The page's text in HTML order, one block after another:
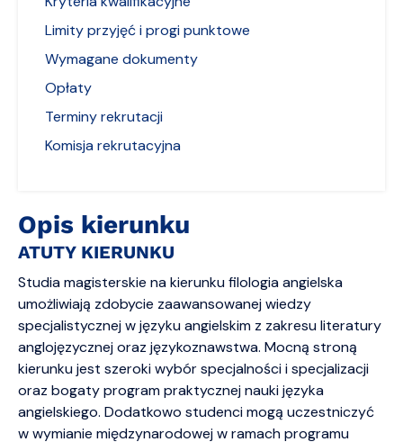
Opis kierunku
ATUTY KIERUNKU
Studia magisterskie na kierunku filologia angielska
umożliwiają zdobycie zaawansowanej wiedzy
specjalistycznej w języku angielskim z zakresu literatury
anglojęzycznej oraz językoznawstwa. Mocną stroną
kierunku jest szeroki wybór specjalności i specjalizacji
oraz bogaty program praktycznej nauki języka
angielskiego. Dodatkowo studenci mogą uczestniczyć
w wymianie międzynarodowej w ramach programu
Limity przyjęć i progi punktowe
Wymagane dokumenty
Opłaty
Terminy rekrutacji
Komisja rekrutacyjna